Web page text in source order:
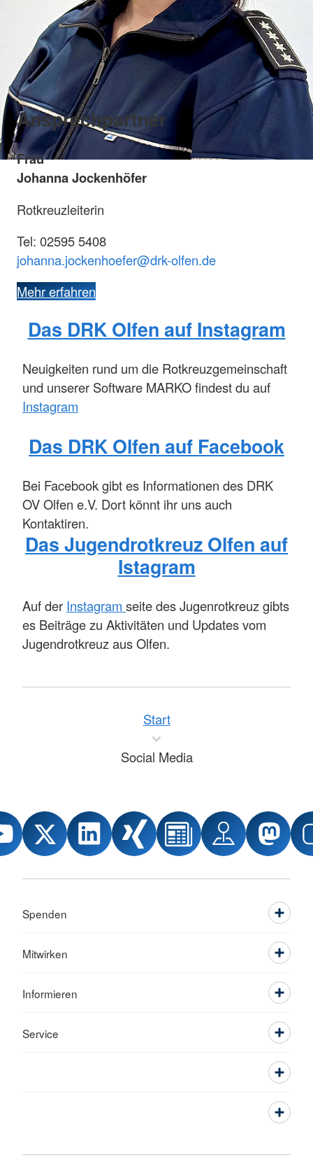
Ansprechpartner
Frau
Johanna Jockenhöfer
Rotkreuzleiterin
Tel: 02595 5408
johanna.jockenhoefer@drk-olfen.de
Mehr erfahren
Das DRK Olfen auf Instagram
Neuigkeiten rund um die Rotkreuzgemeinschaft
und unserer Software MARKO findest du auf
Instagram
Das DRK Olfen auf Facebook
Bei Facebook gibt es Informationen des DRK
OV Olfen e.V. Dort könnt ihr uns auch
Kontaktiren.
Das Jugendrotkreuz Olfen auf
Istagram
Auf der Instagram seite des Jugenrotkreuz gibts
es Beiträge zu Aktivitäten und Updates vom
Jugendrotkreuz aus Olfen.
Start
Social Media
Spenden
Mitwirken
Informieren
Service